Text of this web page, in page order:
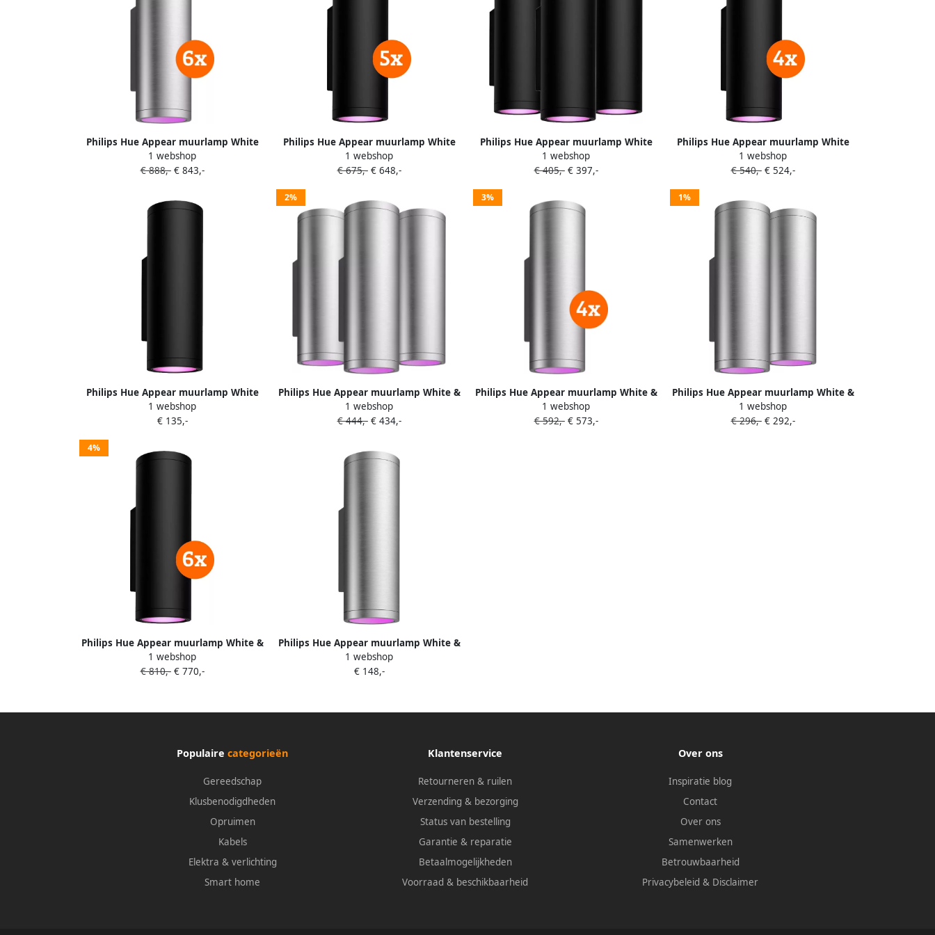
Philips Hue Appear muurlamp White
and Color RVS 6-Pack
1 webshop
€ 888,-€ 843,-
Philips Hue Appear muurlamp White
and Color Zwart 5-Pack
1 webshop
€ 675,-€ 648,-
Philips Hue Appear muurlamp White
and Color Zwart 3-Pack
1 webshop
€ 405,-€ 397,-
Philips Hue Appear muurlamp White
and Color Zwart 4-Pack
1 webshop
€ 540,-€ 524,-
Philips Hue Appear muurlamp White
and Color Zwart
1 webshop
€ 135,-
2%
Philips Hue Appear muurlamp White &
Color RVS 3-Pack
1 webshop
€ 444,-€ 434,-
3%
Philips Hue Appear muurlamp White &
Color RVS 4-Pack
1 webshop
€ 592,-€ 573,-
1%
Philips Hue Appear muurlamp White &
Color RVS Duo Pack
1 webshop
€ 296,-€ 292,-
4%
Philips Hue Appear muurlamp White &
Color 6-Pack
1 webshop
€ 810,-€ 770,-
Philips Hue Appear muurlamp White &
Color RVS
1 webshop
€ 148,-
Populaire categorieën
Gereedschap
Klusbenodigdheden
Opruimen
Kabels
Elektra & verlichting
Smart home
Klantenservice
Retourneren & ruilen
Verzending & bezorging
Status van bestelling
Garantie & reparatie
Betaalmogelijkheden
Voorraad & beschikbaarheid
Over ons
Inspiratie blog
Contact
Over ons
Samenwerken
Betrouwbaarheid
Privacybeleid & Disclaimer